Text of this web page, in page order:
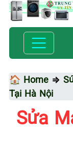
🏠 Home ⇒
Tại Hà Nội
Sửa